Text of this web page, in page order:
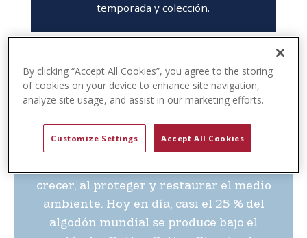
temporada y colección.
U.S. Polo Assn. se enorgullece de ser
algodón. Su misión es ayudar a las
crecer, al proteger y restaurar el medio
ambiente. Hoy en día, casi el 25 % del
algodón mundial se produce bajo el
By clicking “Accept All Cookies”, you agree to the storing
of cookies on your device to enhance site navigation,
analyze site usage, and assist in our marketing efforts.
Customize Settings Accept All Cookies